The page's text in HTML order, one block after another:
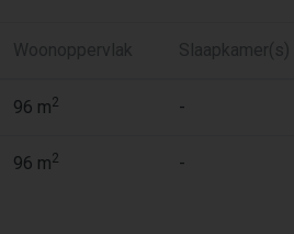
Woonoppervlak Slaapkamer(s)
96 m2 -
96 m2 -